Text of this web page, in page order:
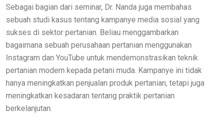
Sebagai bagian dari seminar, Dr. Nanda juga membahas
sebuah studi kasus tentang kampanye media sosial yang
sukses di sektor pertanian. Beliau menggambarkan
bagaimana sebuah perusahaan pertanian menggunakan
Instagram dan YouTube untuk mendemonstrasikan teknik
pertanian modern kepada petani muda. Kampanye ini tidak
hanya meningkatkan penjualan produk pertanian, tetapi juga
meningkatkan kesadaran tentang praktik pertanian
berkelanjutan.